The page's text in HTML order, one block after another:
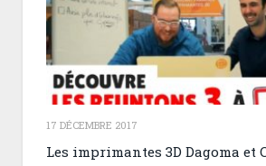
17 DÉCEMBRE 2017
Les imprimantes 3D Dagoma et